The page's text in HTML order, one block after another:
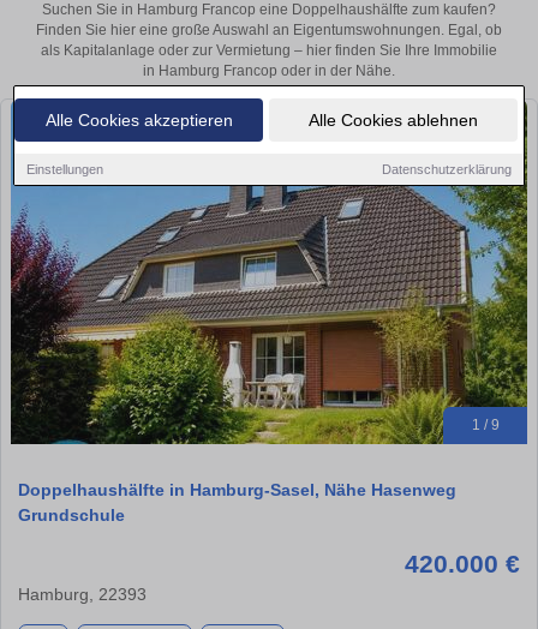
Alle Cookies akzeptieren Alle Cookies ablehnen
Einstellungen Datenschutzerklärung
Suchen Sie in Hamburg Francop eine Doppelhaushälfte zum kaufen?
Finden Sie hier eine große Auswahl an Eigentumswohnungen. Egal, ob
als Kapitalanlage oder zur Vermietung – hier finden Sie Ihre Immobilie
in Hamburg Francop oder in der Nähe.
1 / 9
Doppelhaushälfte in Hamburg-Sasel, Nähe Hasenweg
Grundschule
420.000 €
Hamburg, 22393